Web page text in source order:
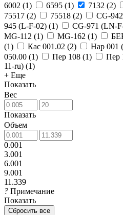
6002 (1) 6595 (1) 7132 (2)
75517 (2) 75518 (2) CG-942
945 (L-F-02) (1) CG-971 (LN-
MG-112 (1) MG-162 (1)
(1) Кас 001.02 (2) Нар 001 (
050.00 (1) Пер 108 (1) Пер
11-ru) (1)
+ Еще
Показать
Вес
Показать
Объем
0.001
3.001
6.001
9.001
11.339
? Примечание
Показать
Сбросить все